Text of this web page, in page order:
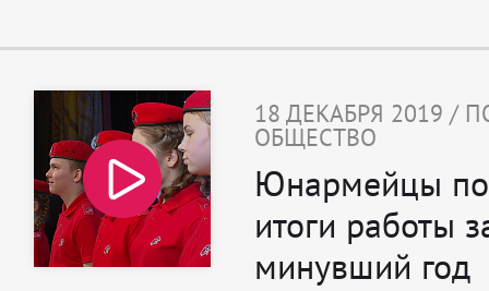
18 ДЕКАБРЯ 2019 /
ОБЩЕСТВО
Юнармейцы
итоги работы
минувший год